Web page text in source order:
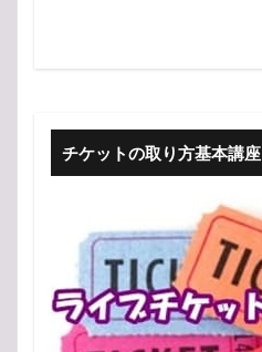
チケットの取り方基本講座